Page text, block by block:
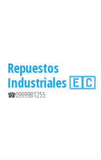
Repuestos
Industriales 🇪🇨
☎0999981255